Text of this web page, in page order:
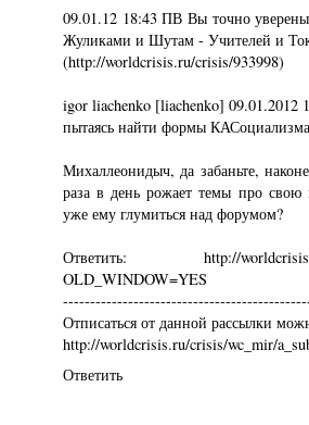
09.01.12 18:43 ПВ Вы точно
Жуликами и Шутам - Учителей и
(http://worldcrisis.ru/crisis/933998)
igor liachenko [liachenko] 09.01.2012
пытаясь найти формы КАСоциализма
Михаллеонидыч, да забаньте,
раза в день рожает темы про
уже ему глумиться над форумом?
Ответить: http://worldcrisis.ru/
OLD_WINDOW=YES
Отписаться от данной рассылки
http://worldcrisis.ru/crisis/wc_mir/
Ответить